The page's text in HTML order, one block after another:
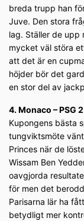
breda trupp han
Juve. Den stora
lag. Ställer de upp
mycket väl störa
att det är en
höjder bör det
en stor del av
4. Monaco – PSG 2
Kupongens bästa
tungviktsmöte
Princes när de
Wissam Ben
oavgjorda
för men det
Parisarna lär ha
betydligt mer